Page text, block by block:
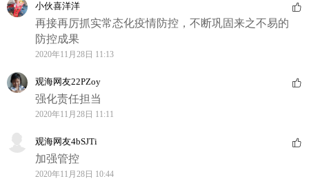
小伙喜洋洋
再接再厉抓实常态化疫情防控，不断巩固来之不易的
防控成果
2020年11月28日 11:13
观海网友22PZoy
强化责任担当
2020年11月28日 11:11
观海网友4bSJTi
加强管控
2020年11月28日 10:44